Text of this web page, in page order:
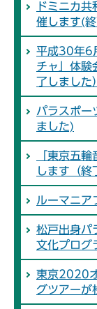
ドミニカ
催します(
平成30年6
チャ」体験
了しました）
パラスポー
ました)
「東京五
します（終
ルーマニア
松戸出身パ
文化プログ
東京2020
グツアーが